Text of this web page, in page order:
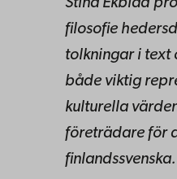
Stina Ekblad
filosofie
tolkningar i text
både viktig
kulturella
företrädare för
finlandssvenska.